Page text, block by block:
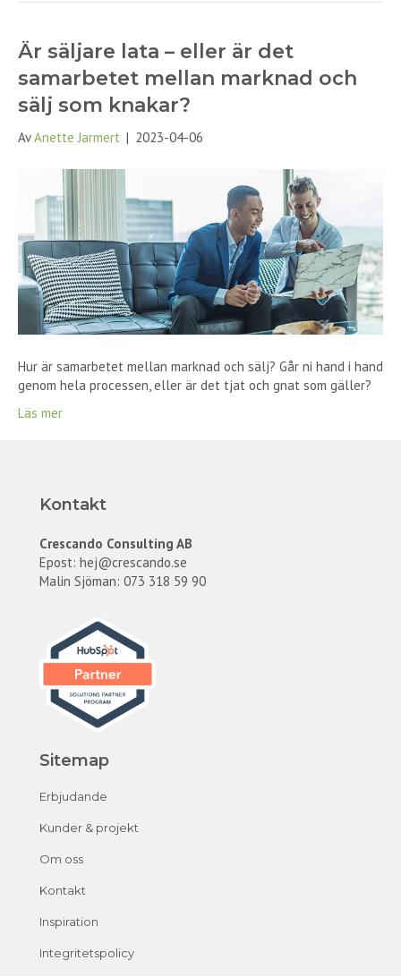
Är säljare lata – eller är det
samarbetet mellan marknad och
sälj som knakar?
AvAnette Jarmert | 2023-04-06
Hur är samarbetet mellan marknad och sälj? Går ni hand i hand
genom hela processen, eller är det tjat och gnat som gäller?
Läs mer
Kontakt
Crescando Consulting AB
Epost: hej@crescando.se
Malin Sjöman: 073 318 59 90
Sitemap
Erbjudande
Kunder & projekt
Om oss
Kontakt
Inspiration
Integritetspolicy